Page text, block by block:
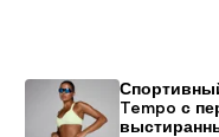
Tempo с